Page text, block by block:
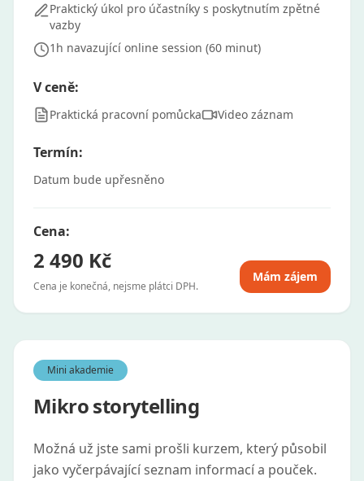
Praktický úkol pro účastníky s poskytnutím zpětné
vazby
1h navazující online session (60 minut)
V ceně:
Praktická pracovní pomůcka Video záznam
Termín:
Datum bude upřesněno
Cena:
2 490 Kč
Cena je konečná, nejsme plátci DPH.
Mám zájem
Mini akademie
Mikro storytelling
Možná už jste sami prošli kurzem, který působil
jako vyčerpávající seznam informací a pouček.